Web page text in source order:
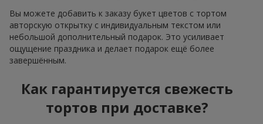
Вы можете добавить к заказу букет цветов с тортом
авторскую открытку с индивидуальным текстом или
небольшой дополнительный подарок. Это усиливает
ощущение праздника и делает подарок ещё более
завершённым.
Как гарантируется свежесть
тортов при доставке?